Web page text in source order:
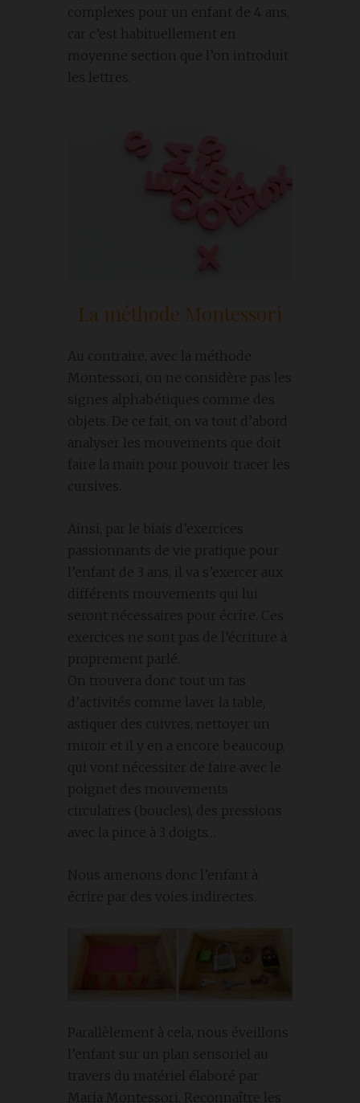
complexes pour un enfant de 4 ans,
car c’est habituellement en
moyenne section que l’on introduit
les lettres.
La méthode Montessori
Au contraire, avec la méthode
Montessori, on ne considère pas les
signes alphabétiques comme des
objets. De ce fait, on va tout d’abord
analyser les mouvements que doit
faire la main pour pouvoir tracer les
cursives.
Ainsi, par le biais d’exercices
passionnants de vie pratique pour
l’enfant de 3 ans, il va s’exercer aux
différents mouvements qui lui
seront nécessaires pour écrire. Ces
exercices ne sont pas de l’écriture à
proprement parlé.
On trouvera donc tout un tas
d’activités comme laver la table,
astiquer des cuivres, nettoyer un
miroir et il y en a encore beaucoup,
qui vont nécessiter de faire avec le
poignet des mouvements
circulaires (boucles), des pressions
avec la pince à 3 doigts…
Nous amenons donc l’enfant à
écrire par des voies indirectes.
Parallèlement à cela, nous éveillons
l’enfant sur un plan sensoriel au
travers du matériel élaboré par
Maria Montessori. Reconnaître les